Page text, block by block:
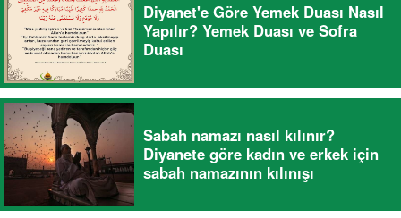
Diyanet'e Göre Yemek Duası Nasıl
Yapılır? Yemek Duası ve Sofra
Duası
Sabah namazı nasıl kılınır?
Diyanete göre kadın ve erkek için
sabah namazının kılınışı